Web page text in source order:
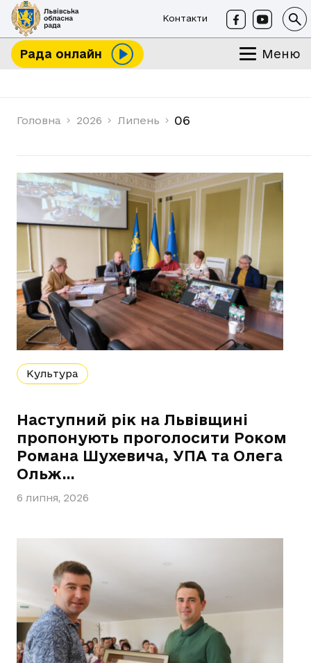
Контакти
Рада онлайн Меню
Головна 2026 Липень 06
Культура
Наступний рік на Львівщині
пропонують проголосити Роком
Романа Шухевича, УПА та Олега
Ольж…
6 липня, 2026